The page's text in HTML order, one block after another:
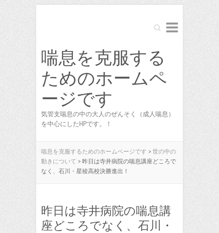
Search
喘息を克服する
ためのホームペ
ージです
気管支喘息の中の大人のぜんそく（成人喘息）
を中心にしたHPです。！
喘息を克服するためのホームページです > 世の中の
動きについて > 昨日は寺井病院の喘息講座どころで
なく、石川・星稜高校決勝進出！
昨日は寺井病院の喘息講
座どころでなく、石川・